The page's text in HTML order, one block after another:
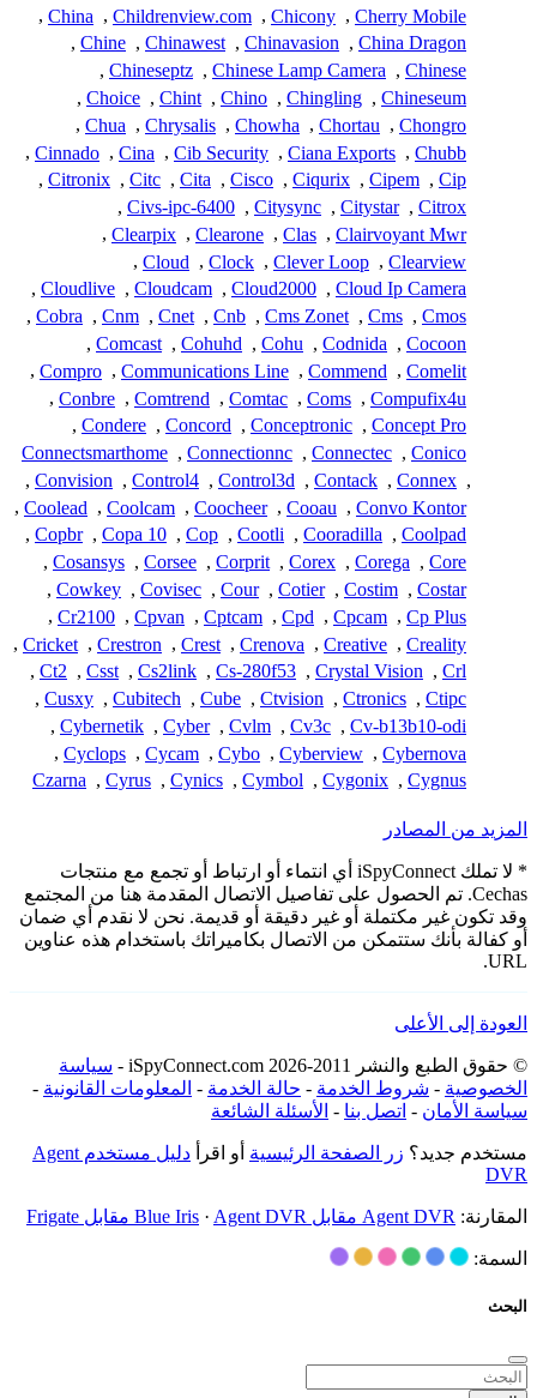
Cherry Mobile
,
Chicony
,
Childrenview.com
,
China
,
China Dragon
,
Chinavasion
,
Chinawest
,
Chine
,
Chinese
,
Chinese Lamp Camera
,
Chineseptz
,
Chineseum
,
Chingling
,
Chino
,
Chint
,
Choice
,
Chongro
,
Chortau
,
Chowha
,
Chrysalis
,
Chua
,
Chubb
,
Ciana Exports
,
Cib Security
,
Cina
,
Cinnado
,
Cip
,
Cipem
,
Ciqurix
,
Cisco
,
Cita
,
Citc
,
Citronix
,
Citrox
,
Citystar
,
Citysync
,
Civs-ipc-6400
,
Clairvoyant Mwr
,
Clas
,
Clearone
,
Clearpix
,
Clearview
,
Clever Loop
,
Clock
,
Cloud
,
Cloud Ip Camera
,
Cloud2000
,
Cloudcam
,
Cloudlive
,
Cmos
,
Cms
,
Cms Zonet
,
Cnb
,
Cnet
,
Cnm
,
Cobra
,
Cocoon
,
Codnida
,
Cohu
,
Cohuhd
,
Comcast
,
Comelit
,
Commend
,
Communications Line
,
Compro
,
Compufix4u
,
Coms
,
Comtac
,
Comtrend
,
Conbre
,
Concept Pro
,
Conceptronic
,
Concord
,
Condere
,
Conico
,
Connectec
,
Connectionnc
,
Connectsmarthome
,
Connex
,
Contack
,
Control3d
,
Control4
,
Convision
,
Convo Kontor
,
Cooau
,
Coocheer
,
Coolcam
,
Coolead
,
Coolpad
,
Cooradilla
,
Cootli
,
Cop
,
Copa 10
,
Copbr
,
Core
,
Corega
,
Corex
,
Corprit
,
Corsee
,
Cosansys
,
Costar
,
Costim
,
Cotier
,
Cour
,
Covisec
,
Cowkey
,
Cp Plus
,
Cpcam
,
Cpd
,
Cptcam
,
Cpvan
,
Cr2100
,
Creality
,
Creative
,
Crenova
,
Crest
,
Crestron
,
Cricket
,
Crl
,
Crystal Vision
,
Cs-280f53
,
Cs2link
,
Csst
,
Ct2
,
Ctipc
,
Ctronics
,
Ctvision
,
Cube
,
Cubitech
,
Cusxy
,
Cv-b13b10-odi
,
Cv3c
,
Cvlm
,
Cyber
,
Cybernetik
,
Cybernova
,
Cyberview
,
Cybo
,
Cycam
,
Cyclops
,
Cygnus
,
Cygonix
,
Cymbol
,
Cynics
,
Cyrus
,
Czarna
المزيد من المصادر
* لا تملك iSpyConnect أي انتماء أو ارتباط أو تجمع مع منتجات
Cechas. تم الحصول على تفاصيل الاتصال المقدمة هنا من المجتمع
وقد تكون غير مكتملة أو غير دقيقة أو قديمة. نحن لا نقدم أي ضمان
أو كفالة بأنك ستتمكن من الاتصال بكاميراتك باستخدام هذه عناوين
URL.
العودة إلى الأعلى
© حقوق الطبع والنشر 2011-2026 iSpyConnect.com -
سياسة
الخصوصية - شروط الخدمة - حالة الخدمة - المعلومات القانونية -
سياسة الأمان - اتصل بنا - الأسئلة الشائعة
مستخدم جديد؟ زر الصفحة الرئيسية أو اقرأ
دليل مستخدم Agent
DVR
المقارنة: Agent DVR مقابل Blue Iris · Agent DVR مقابل Frigate
السمة:
البحث